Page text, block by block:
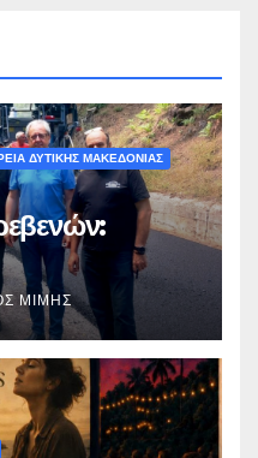
ΔΥΤΙΚΗΣ ΜΑΚΕΔΟΝΙΑΣ
οδού
ΜΊΜΗΣ